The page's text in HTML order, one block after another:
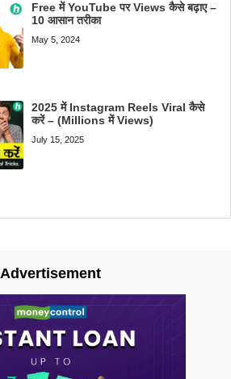
Free में YouTube पर Views कैसे बढ़ाए –
10 आसान तरीका
May 5, 2024
2025 में Instagram Reels Viral कैसे
करें – (Millions में Views)
July 15, 2025
Advertisement